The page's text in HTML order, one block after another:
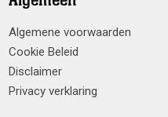
Algemene voorwaarden
Cookie Beleid
Disclaimer
Privacy verklaring